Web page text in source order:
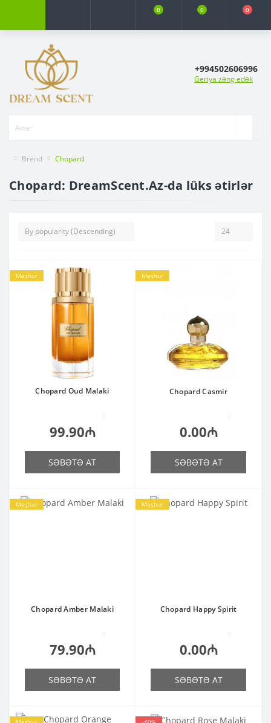
0 0 0
+994502606996
Geriya zəng edək
Brend Chopard
Chopard: DreamScent.Az-da lüks ətirlər
Məşhur
Chopard Oud Malaki
99.90₼
SƏBƏTƏ AT
Məşhur
Chopard Casmir
0.00₼
SƏBƏTƏ AT
Məşhur
Chopard Amber Malaki
79.90₼
SƏBƏTƏ AT
Məşhur
Chopard Happy Spirit
0.00₼
SƏBƏTƏ AT